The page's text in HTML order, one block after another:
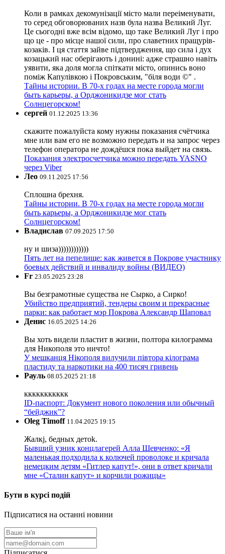
Коли в рамках декомунізації місто мали переіменувати,
то серед обговорюваних назв була назва Великий Луг.
Це сьогодні вже всім відомо, що таке Великий Луг і про
що це - про місце нашої сили, про славетних пращурів-
козаків. І ця стаття зайве підтвердження, що сила і дух
козацький нас оберігають і донині: адже страшно навіть
уявити, яка доля могла спіткати місто, опинись воно
поміж Капулівкою і Покровським, "біля води ©" .
Тайны истории. В 70-х годах на месте города могли
быть карьеры, а Орджоникидзе мог стать
Солнцегорском!
сергей 01.12.2025 13:36
скажите пожалуйста кому нужны показания счётчика
мне или вам его не возможно передать и на запрос через
телефон оператора не дождёшся пока выйдет на связь.
Показания электросчетчика можно передать YASNO
через Viber
Лео 09.11.2025 17:56
Сплошна брехня.
Тайны истории. В 70-х годах на месте города могли
быть карьеры, а Орджоникидзе мог стать
Солнцегорском!
Владислав 07.09.2025 17:50
ну и шиза))))))))))))
Пять лет на пепелище: как живется в Покрове участнику
боевых действий и инвалиду войны (ВИДЕО)
Fr 23.05.2025 23:28
Вы безграмотные существа не Сырко, а Сирко!
Убийство предприятий, тендеры своим и прекрасные
парки: как работает мэр Покрова Александр Шаповал
Денис 16.05.2025 14:26
Вы хоть видели пластит в жизни, полтора килограмма
для Никополя это ничто!
У мешканця Нікополя вилучили півтора кілограма
пластиду та наркотики на 400 тисяч гривень
Рауль 08.05.2025 21:18
ккккккккккк
ID-паспорт: Документ нового поколения или обычный
“бейджик”?
Oleg Timoff 11.04.2025 19:15
Жалкj, бедных детok.
Бывший узник концлагерей Алла Шевченко: «Я
маленькая подходила к колючей проволоке и кричала
немецким детям «Гитлер капут!», они в ответ кричали
мне «Сталин капут» и корчили рожицы»
Бути в курсі подій
Підписатися на останні новини